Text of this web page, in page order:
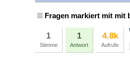
Fragen markiert mit mit
1
Stimme
1
Antwort
4.8k
Aufrufe